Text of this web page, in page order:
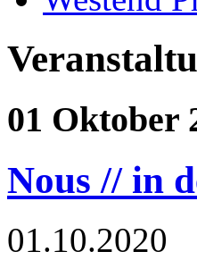
01 Oktober
Nous // in
01.10.2020